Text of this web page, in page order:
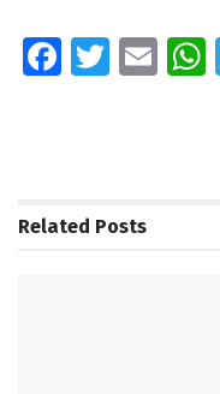
Fa
o
k
T
E
Related Posts